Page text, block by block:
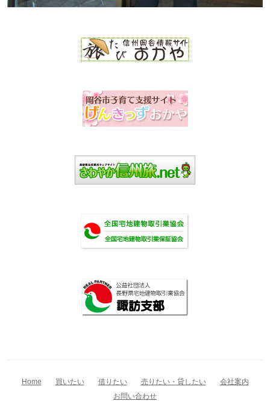
Home 買いたい 借りたい 売りたい・貸したい
会社案内
お問い合わせ